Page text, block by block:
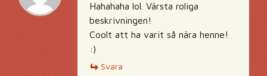
Hahahaha lol. Värsta roliga
beskrivningen!
Coolt att ha varit så nära henne!
:)
Svara